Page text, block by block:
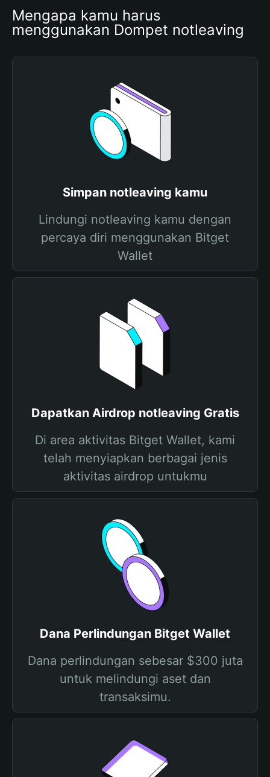
Mengapa kamu harus
menggunakan Dompet notleaving
Simpan notleaving kamu
Lindungi notleaving kamu dengan
percaya diri menggunakan Bitget
Wallet
Dapatkan Airdrop notleaving Gratis
Di area aktivitas Bitget Wallet, kami
telah menyiapkan berbagai jenis
aktivitas airdrop untukmu
Dana Perlindungan Bitget Wallet
Dana perlindungan sebesar $300 juta
untuk melindungi aset dan
transaksimu.